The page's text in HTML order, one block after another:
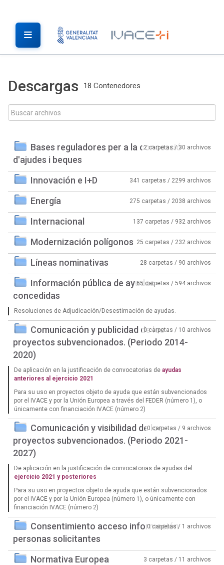
Descargas 18 Contenedores
Bases reguladores per a la concessió
d'ajudes i beques
2 carpetas / 30 archivos
Innovación e I+D 341 carpetas / 2299 archivos
Energía 275 carpetas / 2038 archivos
Internacional 137 carpetas / 932 archivos
Modernización polígonos 25 carpetas / 232 archivos
Líneas nominativas 28 carpetas / 90 archivos
Información pública de ayudas
concedidas
65 carpetas / 594 archivos
Resoluciones de Adjudicación/Desestimación de ayudas.
Comunicación y publicidad de los
proyectos subvencionados. (Periodo 2014-
2020)
0 carpetas / 10 archivos
De aplicación en la justificación de convocatorias de ayudas
anteriores al ejercicio 2021
Para su uso en proyectos objeto de ayuda que están subvencionados
por el IVACE y por la Unión Europea a través del FEDER (número 1), o
únicamente con financiación IVACE (número 2)
Comunicación y visibilidad de los
proyectos subvencionados. (Periodo 2021-
2027)
0 carpetas / 9 archivos
De aplicación en la justificación de convocatorias de ayudas del
ejercicio 2021 y posteriores
Para su uso en proyectos objeto de ayuda que están subvencionados
por el IVACE y por la Unión Europea (número 1), o únicamente con
financiación IVACE (número 2)
Consentimiento acceso información
personas solicitantes
0 carpetas / 1 archivos
Normativa Europea 3 carpetas / 11 archivos